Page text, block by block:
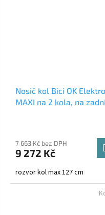
Nosič kol Bici OK
MAXI na 2 kola, na
7 663 Kč bez DPH
9 272 Kč
rozvor kol max 127 cm